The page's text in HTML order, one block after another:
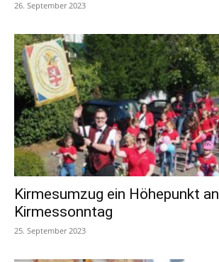
26. September 2023
Kirmesumzug ein Höhepunkt an
Kirmessonntag
25. September 2023